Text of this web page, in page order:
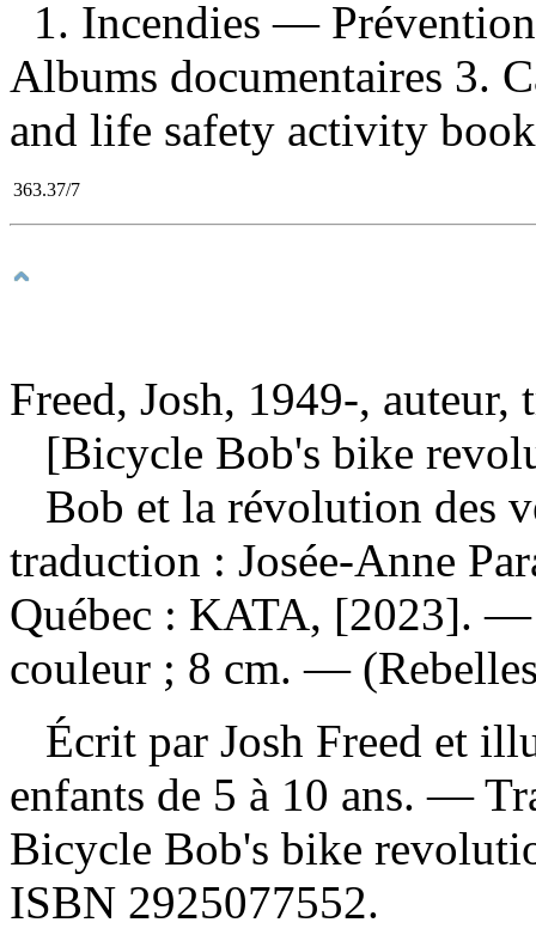
1. Incendies —
Albums documentaires 3.
and life safety activity
363.37/7
Freed, Josh, 1949-, auteur,
[Bicycle Bob's bike
Bob et la révolution des
traduction : Josée-Anne
Québec : KATA, [2023]. —
couleur ; 8 cm. —
Écrit par Josh Freed et
enfants de 5 à 10 ans. —
Bicycle Bob's bike
ISBN 2925077552.